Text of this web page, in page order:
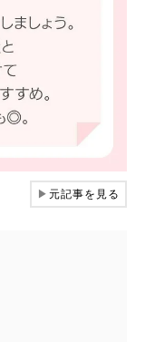
▶元記事を見る